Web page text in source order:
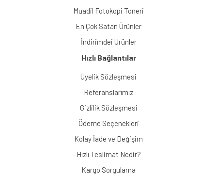
Muadil Fotokopi Toneri
En Çok Satan Ürünler
İndirimdei Ürünler
Hızlı Bağlantılar
Üyelik Sözleşmesi
Referanslarımız
Gizlilik Sözleşmesi
Ödeme Seçenekleri
Kolay İade ve Değişim
Hızlı Teslimat Nedir?
Kargo Sorgulama